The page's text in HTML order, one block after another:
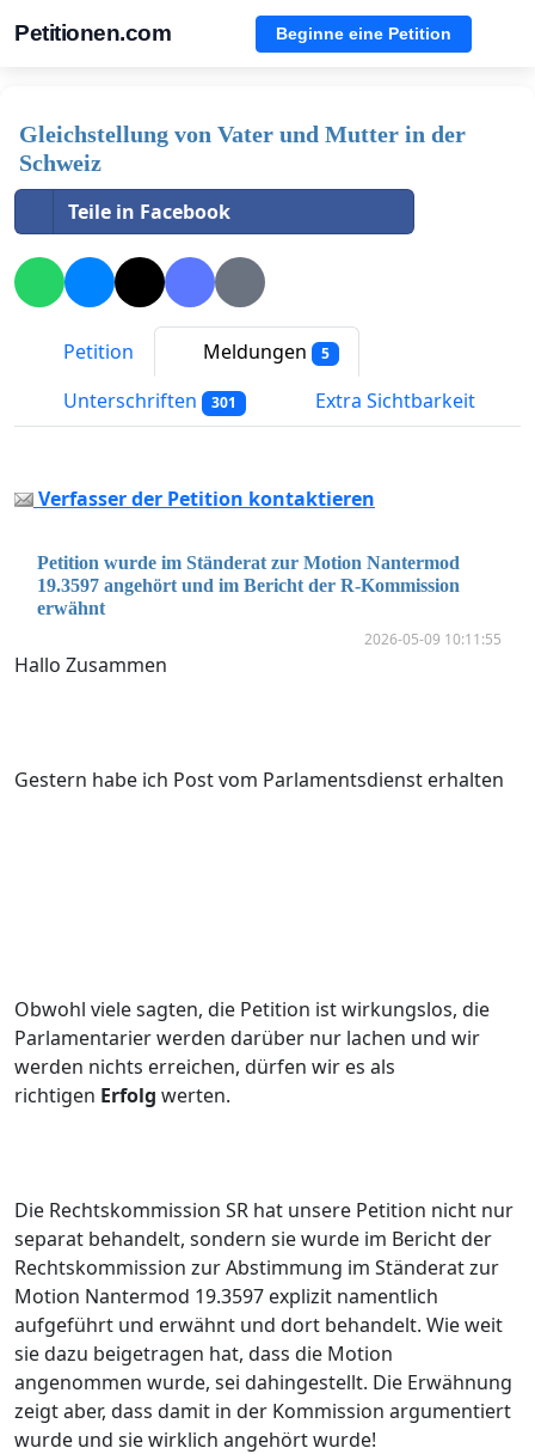
Petitionen.com Beginne eine Petition
Gleichstellung von Vater und Mutter in der
Schweiz
Teile in Facebook
Petition Meldungen 5
Unterschriften 301 Extra Sichtbarkeit
Verfasser der Petition kontaktieren
Petition wurde im Ständerat zur Motion Nantermod
19.3597 angehört und im Bericht der R-Kommission
erwähnt
2026-05-09 10:11:55
Hallo Zusammen
Gestern habe ich Post vom Parlamentsdienst erhalten
Obwohl viele sagten, die Petition ist wirkungslos, die
Parlamentarier werden darüber nur lachen und wir
werden nichts erreichen, dürfen wir es als
richtigen Erfolg werten.
Die Rechtskommission SR hat unsere Petition nicht nur
separat behandelt, sondern sie wurde im Bericht der
Rechtskommission zur Abstimmung im Ständerat zur
Motion Nantermod 19.3597 explizit namentlich
aufgeführt und erwähnt und dort behandelt. Wie weit
sie dazu beigetragen hat, dass die Motion
angenommen wurde, sei dahingestellt. Die Erwähnung
zeigt aber, dass damit in der Kommission argumentiert
wurde und sie wirklich angehört wurde!